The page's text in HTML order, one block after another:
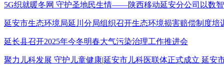
5G织就暖冬网 守护圣地民生情——陕西移动延安分公司以数
延安市生态环境局延川分局组织召开生态环境损害赔偿制度培
延长县召开2025年今冬明春大气污染治理工作推进会
聚力儿科发展 守护儿童健康|延安市儿科医联体正式成立 延安